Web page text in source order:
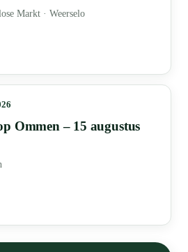
Markt · Weerselo
Ommen – 15 augustus